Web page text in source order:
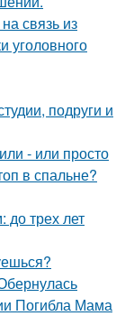
связь из
уголовного
подруги и
- или просто
в спальне?
до трех лет
Погибла Мама